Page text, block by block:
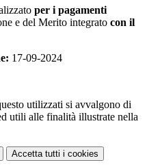
per i pagamenti
e del Merito integrato con il
17-09-2024
utilizzati si avvalgono di
utili alle finalità illustrate nella
Accetta tutti i cookies